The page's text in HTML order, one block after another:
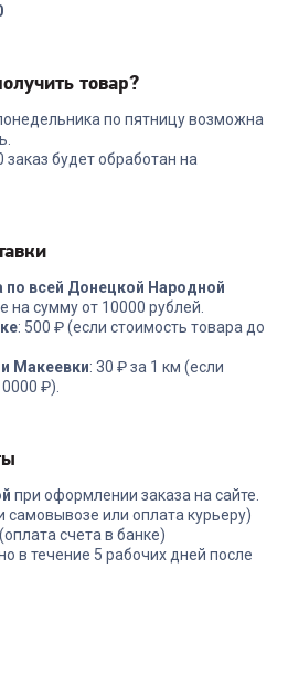
+209 бонусов
6 999₽
товар?
по пятницу возможна
заказ будет обработан на
по всей Донецкой Народной
на сумму от 10000 рублей.
: 500 ₽ (если стоимость товара до
Макеевки: 30 ₽ за 1 км (если
₽).
при оформлении заказа на сайте.
самовывозе или оплата курьеру)
(оплата счета в банке)
в течение 5 рабочих дней после